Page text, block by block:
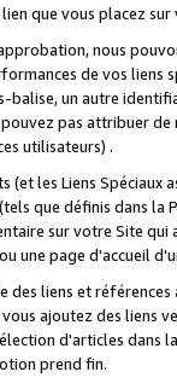
que vous placez
nous
de vos liens
balise, un autre
pas attribuer
utilisateurs) .
les Liens
que définis dans
sur votre Site qui
une page d'accueil
des liens et
ajoutez des
d'articles
prend fin.